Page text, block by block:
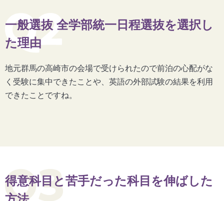
一般選抜 全学部統一日程選抜を選択し
た理由
地元群馬の高崎市の会場で受けられたので前泊の心配がな
く受験に集中できたことや、英語の外部試験の結果を利用
できたことですね。
得意科目と苦手だった科目を伸ばした